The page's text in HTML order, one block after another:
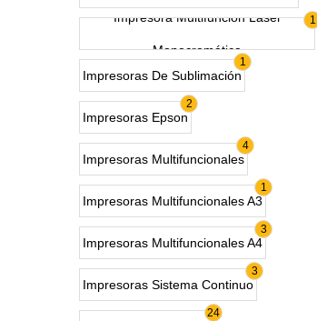
1
Impresora Multifunción Láser
Monocromática
1
Impresoras De Sublimación
2
Impresoras Epson
4
Impresoras Multifuncionales
1
Impresoras Multifuncionales A3
3
Impresoras Multifuncionales A4
3
Impresoras Sistema Continuo
24